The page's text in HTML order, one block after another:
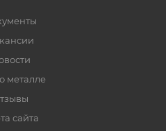
металле
сайта